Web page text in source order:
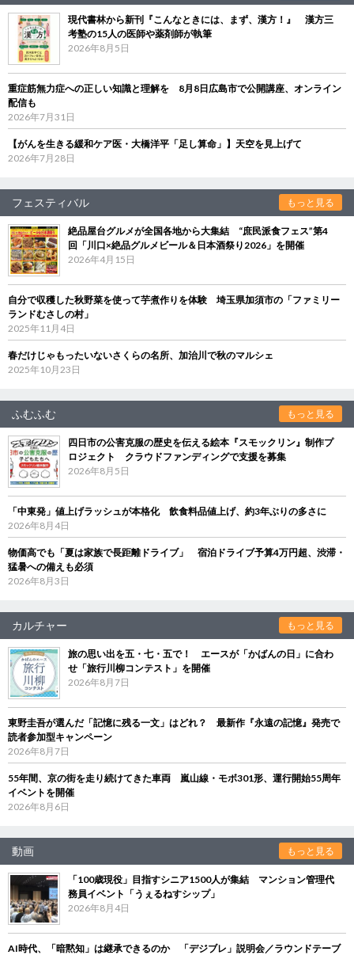
現代書林から新刊『こんなときには、まず、漢方！』 漢方三
考塾の15人の医師や薬剤師が執筆
2026年8月5日
重症筋無力症への正しい知識と理解を 8月8日広島市で公開講座、オンライン
配信も
2026年7月31日
【がんを生きる緩和ケア医・大橋洋平「足し算命」】天空を見上げて
2026年7月28日
フェスティバル もっと見る
絶品屋台グルメが全国各地から大集結 “庶民派食フェス”第4
回「川口×絶品グルメビール＆日本酒祭り2026」を開催
2026年4月15日
自分で収穫した秋野菜を使って芋煮作りを体験 埼玉県加須市の「ファミリー
ランドむさしの村」
2025年11月4日
春だけじゃもったいないさくらの名所、加治川で秋のマルシェ
2025年10月23日
ふむふむ もっと見る
四日市の公害克服の歴史を伝える絵本『スモックリン』制作プ
ロジェクト クラウドファンディングで支援を募集
2026年8月5日
「中東発」値上げラッシュが本格化 飲食料品値上げ、約3年ぶりの多さに
2026年8月4日
物価高でも「夏は家族で長距離ドライブ」 宿泊ドライブ予算4万円超、渋滞・
猛暑への備えも必須
2026年8月3日
カルチャー もっと見る
旅の思い出を五・七・五で！ エースが「かばんの日」に合わ
せ「旅行川柳コンテスト」を開催
2026年8月7日
東野圭吾が選んだ「記憶に残る一文」はどれ？ 最新作『永遠の記憶』発売で
読者参加型キャンペーン
2026年8月7日
55年間、京の街を走り続けてきた車両 嵐山線・モボ301形、運行開始55周年
イベントを開催
2026年8月6日
動画 もっと見る
「100歳現役」目指すシニア1500人が集結 マンション管理代
務員イベント「うぇるねすシップ」
2026年8月4日
AI時代、「暗黙知」は継承できるのか 「デジブレ」説明会／ラウンドテーブ